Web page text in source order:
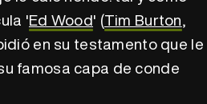
'Ed Wood' (Tim Burton,
en su testamento que le
famosa capa de conde